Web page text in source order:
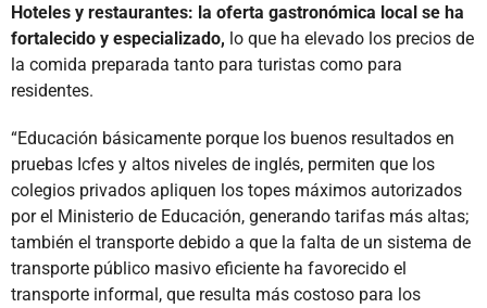
Hoteles y restaurantes: la oferta gastronómica local se ha
fortalecido y especializado, lo que ha elevado los precios de
la comida preparada tanto para turistas como para
residentes.
“Educación básicamente porque los buenos resultados en
pruebas Icfes y altos niveles de inglés, permiten que los
colegios privados apliquen los topes máximos autorizados
por el Ministerio de Educación, generando tarifas más altas;
también el transporte debido a que la falta de un sistema de
transporte público masivo eficiente ha favorecido el
transporte informal, que resulta más costoso para los